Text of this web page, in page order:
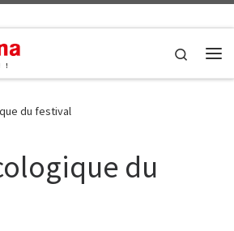
Search
du festival
du